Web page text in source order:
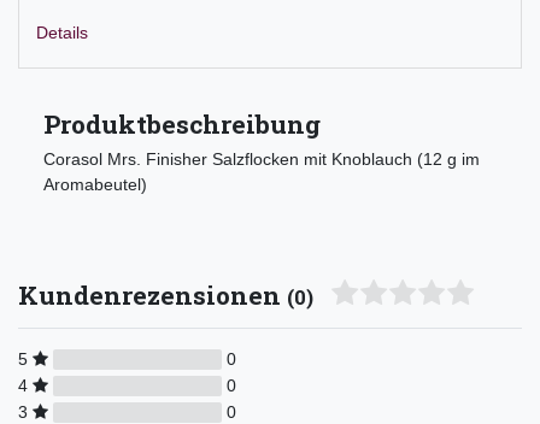
Details
Produktbeschreibung
Corasol Mrs. Finisher Salzflocken mit Knoblauch (12 g im
Aromabeutel)
Kundenrezensionen (0)
5
0
4
0
3
0